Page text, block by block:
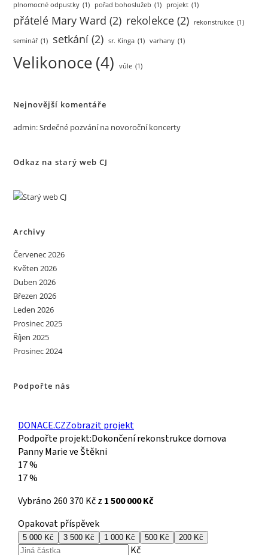
plnomocné odpustky (1) pořad bohoslužeb (1) projekt (1)
přátelé Mary Ward (2) rekolekce (2) rekonstrukce (1)
seminář (1) setkání (2) sr. Kinga (1) varhany (1)
Velikonoce(4) vůle (1)
Nejnovější komentáře
admin:Srdečné pozvání na novoroční koncerty
Odkaz na starý web CJ
Archivy
Červenec 2026
Květen 2026
Duben 2026
Březen 2026
Leden 2026
Prosinec 2025
Říjen 2025
Prosinec 2024
Podpořte nás